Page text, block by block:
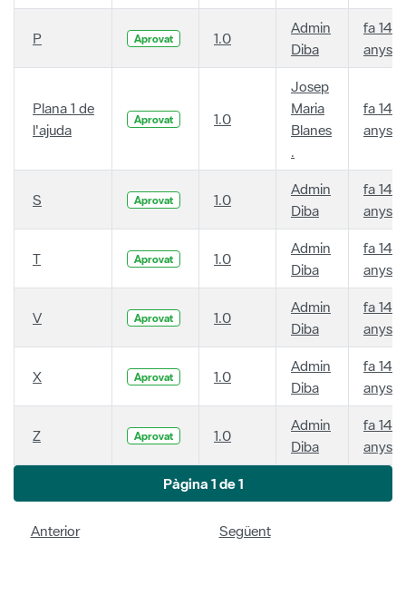
P Aprovat 1.0
Admin
Diba
fa 14
anys
Plana 1 de
l'ajuda
Aprovat 1.0
Josep
Maria
Blanes
.
fa 14
anys
S Aprovat 1.0
Admin
Diba
fa 14
anys
T Aprovat 1.0
Admin
Diba
fa 14
anys
V Aprovat 1.0
Admin
Diba
fa 14
anys
X Aprovat 1.0
Admin
Diba
fa 14
anys
Z Aprovat 1.0
Admin
Diba
fa 14
anys
Pàgina 1 de 1
Anterior Següent